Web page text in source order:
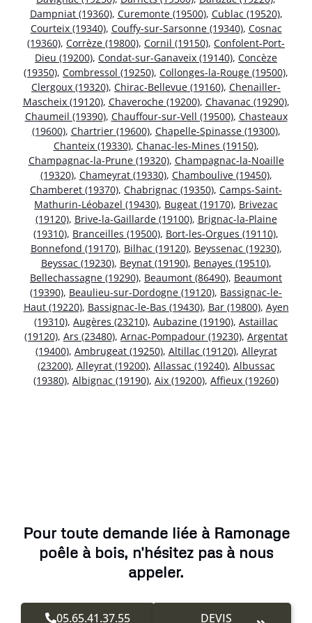
Dampniat (19360), Curemonte (19500), Cublac (19520),
Courteix (19340), Couffy-sur-Sarsonne (19340), Cosnac
(19360), Corrèze (19800), Cornil (19150), Confolent-Port-
Dieu (19200), Condat-sur-Ganaveix (19140), Concèze
(19350), Combressol (19250), Collonges-la-Rouge (19500),
Clergoux (19320), Chirac-Bellevue (19160), Chenailler-
Mascheix (19120), Chaveroche (19200), Chavanac (19290),
Chaumeil (19390), Chauffour-sur-Vell (19500), Chasteaux
(19600), Chartrier (19600), Chapelle-Spinasse (19300),
Chanteix (19330), Chanac-les-Mines (19150),
Champagnac-la-Prune (19320), Champagnac-la-Noaille
(19320), Chameyrat (19330), Chamboulive (19450),
Chamberet (19370), Chabrignac (19350), Camps-Saint-
Mathurin-Léobazel (19430), Bugeat (19170), Brivezac
(19120), Brive-la-Gaillarde (19100), Brignac-la-Plaine
(19310), Branceilles (19500), Bort-les-Orgues (19110),
Bonnefond (19170), Bilhac (19120), Beyssenac (19230),
Beyssac (19230), Beynat (19190), Benayes (19510),
Bellechassagne (19290), Beaumont (86490), Beaumont
(19390), Beaulieu-sur-Dordogne (19120), Bassignac-le-
Haut (19220), Bassignac-le-Bas (19430), Bar (19800), Ayen
(19310), Augères (23210), Aubazine (19190), Astaillac
(19120), Ars (23480), Arnac-Pompadour (19230), Argentat
(19400), Ambrugeat (19250), Altillac (19120), Alleyrat
(23200), Alleyrat (19200), Allassac (19240), Albussac
(19380), Albignac (19190), Aix (19200), Affieux (19260)
Pour toute demande liée à Ramonage
poêle à bois, n'hésitez pas à nous
appeler.
05.65.41.37.55 DEVIS